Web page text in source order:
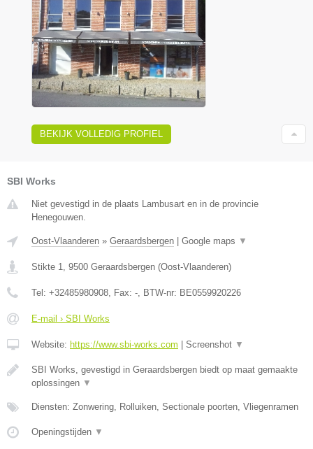
BEKIJK VOLLEDIG PROFIEL
SBI Works
Niet gevestigd in de plaats Lambusart en in de provincie
Henegouwen.
Oost-Vlaanderen » Geraardsbergen Google maps ▼
Stikte 1, 9500 Geraardsbergen (Oost-Vlaanderen)
Tel: +32485980908, Fax: -, BTW-nr: BE0559920226
E-mail › SBI Works
Website: https://www.sbi-works.com Screenshot ▼
SBI Works, gevestigd in Geraardsbergen biedt op maat gemaakte
oplossingen ▼
Diensten: Zonwering, Rolluiken, Sectionale poorten, Vliegenramen
Openingstijden ▼